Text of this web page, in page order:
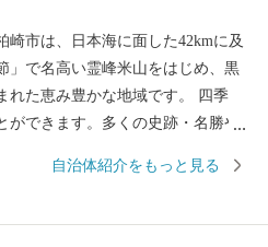
崎市は、日本海に面した42kmに及
」で名高い霊峰米山をはじめ、黒
れた恵み豊かな地域です。 四季
できます。多くの史跡・名勝や
伝える貴重な資産がまちのあちこ
自治体紹介をもっと見る